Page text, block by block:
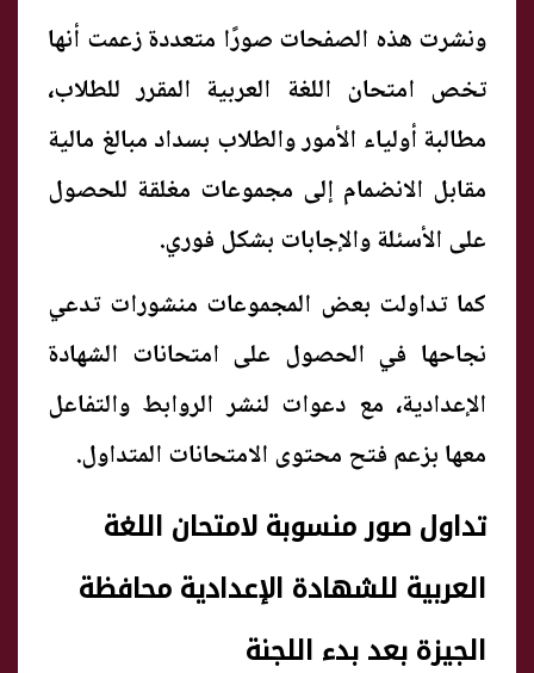
ونشرت هذه الصفحات صورًا متعددة زعمت أنها
تخص امتحان اللغة العربية المقرر للطلاب،
مطالبة أولياء الأمور والطلاب بسداد مبالغ مالية
مقابل الانضمام إلى مجموعات مغلقة للحصول
على الأسئلة والإجابات بشكل فوري.
كما تداولت بعض المجموعات منشورات تدعي
نجاحها في الحصول على امتحانات الشهادة
الإعدادية، مع دعوات لنشر الروابط والتفاعل
معها بزعم فتح محتوى الامتحانات المتداول.
تداول صور منسوبة لامتحان اللغة
العربية للشهادة الإعدادية محافظة
الجيزة بعد بدء اللجنة